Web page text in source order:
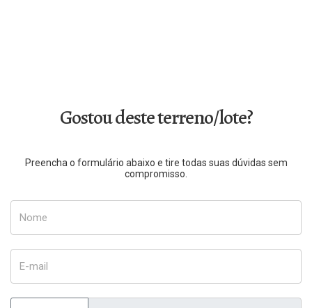
Gostou deste terreno/lote?
Preencha o formulário abaixo e tire todas suas dúvidas sem
compromisso.